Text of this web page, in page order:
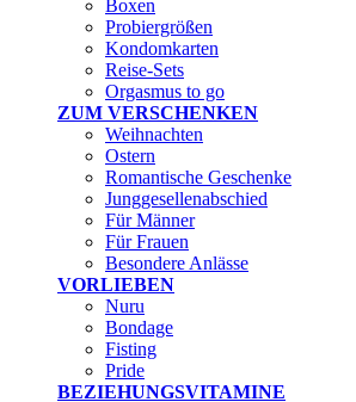
Boxen
Probiergrößen
Kondomkarten
Reise-Sets
Orgasmus to go
ZUM VERSCHENKEN
Weihnachten
Ostern
Romantische Geschenke
Junggesellenabschied
Für Männer
Für Frauen
Besondere Anlässe
VORLIEBEN
Nuru
Bondage
Fisting
Pride
BEZIEHUNGSVITAMINE